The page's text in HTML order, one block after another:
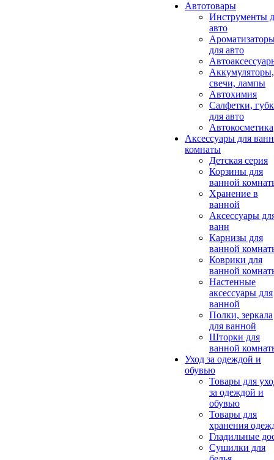
Автотовары
Инструменты
авто
для авто
Аккумуляторы,
свечи, лампы
Автохимия
Салфетки,
для авто
Автокосметика
Аксессуары для
комнаты
Детская серия
Корзины для
ванной
Хранение в
ванной
Аксессуары
ванн
Карнизы для
ванной
Коврики для
ванной
Настенные
аксессуары для
ванной
Полки, зеркала
для ванной
Шторки для
ванной
Уход за одеждой и
обувью
Товары для
за одеждой и
обувью
Товары для
хранения
Гладильные
Сушилки для